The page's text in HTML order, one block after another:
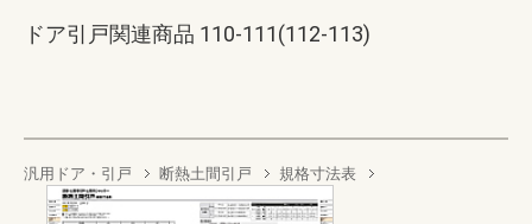
ドア引戸関連商品 110-111(112-113)
汎用ドア・引戸 断熱土間引戸 規格寸法表